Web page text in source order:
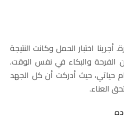
أجرينا اختبار الحمل وكانت النتيجة
الفرحة والبكاء في نفس الوقت.
حياتي، حيث أدركت أن كل الجهد
العناء.